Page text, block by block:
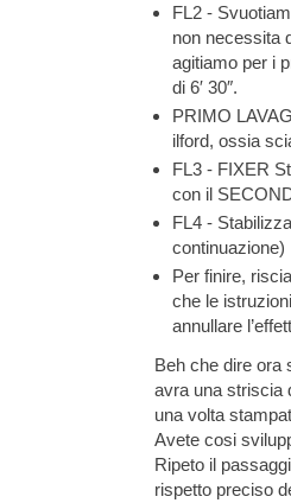
FL2 -
non necessita
agitiamo per i
di 6′ 30″.
PRIMO
ilford, ossia
FL3 - FIXER
con il
FL4 -
continuazione)
Per finire,
che le
annullare
Beh che dire ora
avra una striscia
una volta
Avete cosi
Ripeto il
rispetto preciso